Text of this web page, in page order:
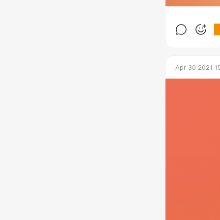
Apr 30 2021